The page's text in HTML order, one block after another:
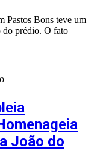
Pastos Bons teve um
do prédio. O fato
João do